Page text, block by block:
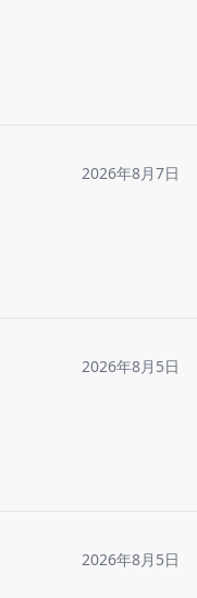
2026年8月7日
2026年8月5日
2026年8月5日